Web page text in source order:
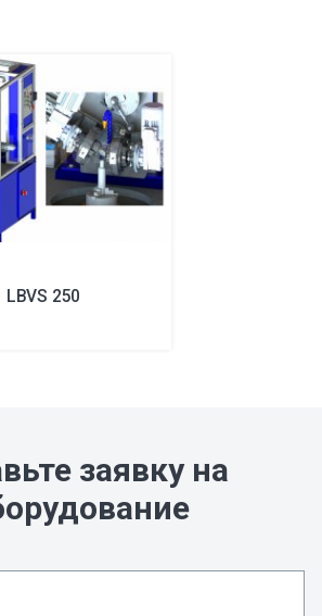
LBVS 250
заявку на